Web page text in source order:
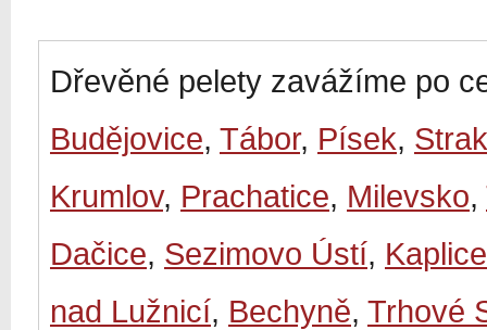
Dřevěné pelety zavážíme po
Budějovice, Tábor, Písek,
Krumlov, Prachatice, Milevsko,
Dačice, Sezimovo Ústí, Kaplice
nad Lužnicí, Bechyně, Trhové